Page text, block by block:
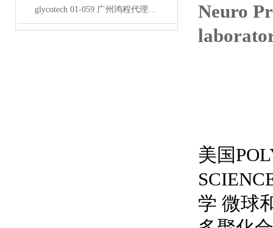
glycotech 01-059 广州鸿程代理：开启糖生物学研究新征程
Neuro
美国
学 微球